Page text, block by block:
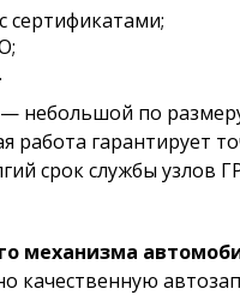
сертификатами;
— небольшой по
работа гарантирует
срок службы узлов
механизма
качественную